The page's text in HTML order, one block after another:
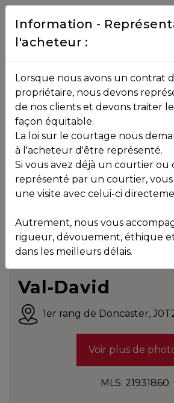
Contact
NOS
PROPRIÉTÉS
VOS
COURTIERS
Équipe
Partenaires
Toutes les propriétés 1er
249 000$
Val-David
1er rang de Doncaster,
Voir plus de
MLS: 21931860
Information -
l'acheteur :
Lorsque nous avons un contrat
propriétaire, nous devons
de nos clients et devons traiter
façon équitable.
La loi sur le courtage nous
à l'acheteur d'être représenté.
Si vous avez déjà un courtier ou
représenté par un courtier,
une visite avec celui-ci
Autrement, nous vous
rigueur, dévouement, éthique
dans les meilleurs délais.